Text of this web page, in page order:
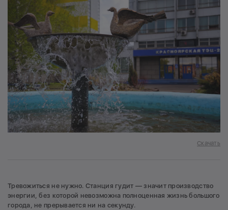
Скачать
Тревожиться не нужно. Станция гудит — значит производство
энергии, без которой невозможна полноценная жизнь большого
города, не прерывается ни на секунду.